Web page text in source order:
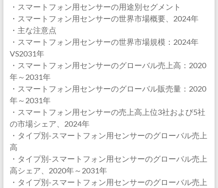
・スマートフォン用センサーの用途別セグメント
・スマートフォン用センサーの世界市場概要、2024年
・主な注意点
・スマートフォン用センサーの世界市場規模：2024年
VS2031年
・スマートフォン用センサーのグローバル売上高：2020
年～2031年
・スマートフォン用センサーのグローバル販売量：2020
年～2031年
・スマートフォン用センサーの売上高上位3社および5社
の市場シェア、2024年
・タイプ別-スマートフォン用センサーのグローバル売上
高
・タイプ別-スマートフォン用センサーのグローバル売上
高シェア、2020年～2031年
・タイプ別-スマートフォン用センサーのグローバル売上